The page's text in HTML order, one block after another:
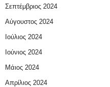
Σεπτέμβριος 2024
Αύγουστος 2024
Ιούλιος 2024
Ιούνιος 2024
Μάιος 2024
Απρίλιος 2024